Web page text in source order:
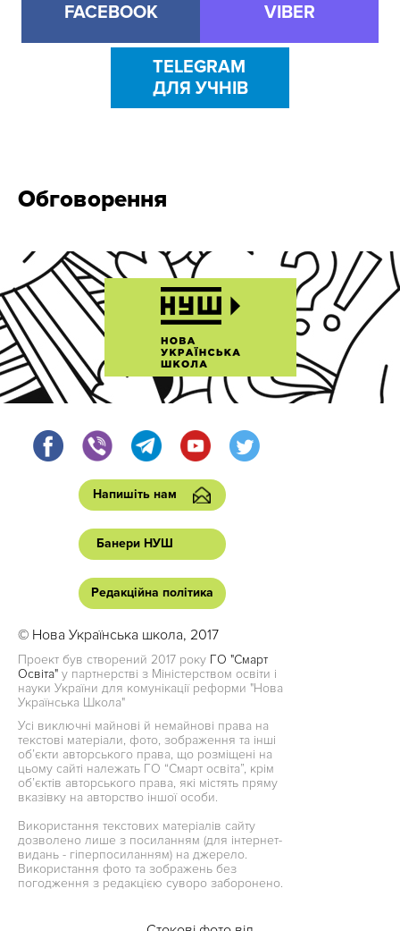
FACEBOOK VIBER
TELEGRAM
ДЛЯ УЧНІВ
Обговорення
Напишіть нам
Банери НУШ
Редакційна політика
© Нова Українська школа, 2017
Проект був створений 2017 року ГО "Смарт
Освіта" у партнерстві з Міністерством освіти і
науки України для комунікації реформи "Нова
Українська Школа"
Усі виключні майнові й немайнові права на
текстові матеріали, фото, зображення та інші
об’єкти авторського права, що розміщені на
цьому сайті належать ГО “Смарт освіта”, крім
об’єктів авторського права, які містять пряму
вказівку на авторство іншої особи.
Використання текстових матеріалів сайту
дозволено лише з посиланням (для інтернет-
видань - гіперпосиланням) на джерело.
Використання фото та зображень без
погодження з редакцією суворо заборонено.